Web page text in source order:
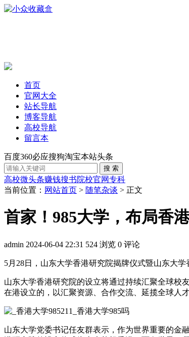
首页
官网大全
站长导航
博客导航
高校导航
留言本
百度360必应搜狗淘宝本站头条
高校微头条赚钱搜书院校官网专科
当前位置： 网站首页 > 随笔杂谈 > 正文
首家！985大学，布局香
admin 2024-06-04 22:31 524 浏览 0 评论
5月28日，山东大学香港研究院揭牌仪式暨山东大
山东大学香港研究院的设立将通过持续汇聚全球校
在港设立的，以汇聚资源、合作交流、延揽全球人
山东大学党委书记任友群表示，作为世界重要的金